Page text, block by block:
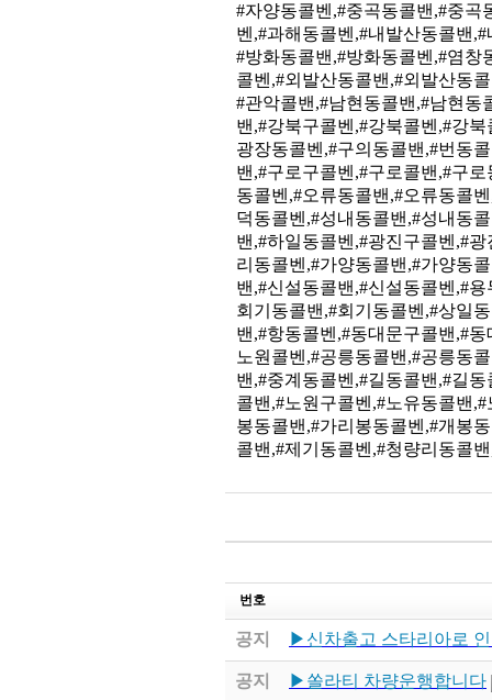
#자양동콜벤,#중곡동콜밴,#중곡
벤,#과해동콜벤,#내발산동콜밴
#방화동콜밴,#방화동콜벤,#염창
콜벤,#외발산동콜밴,#외발산동
#관악콜밴,#남현동콜밴,#남현동
밴,#강북구콜벤,#강북콜벤,#강
광장동콜벤,#구의동콜밴,#번동
밴,#구로구콜벤,#구로콜밴,#구
동콜벤,#오류동콜밴,#오류동콜
덕동콜벤,#성내동콜밴,#성내동
밴,#하일동콜벤,#광진구콜벤,#
리동콜벤,#가양동콜밴,#가양동
밴,#신설동콜밴,#신설동콜벤,#
회기동콜밴,#회기동콜벤,#상일
밴,#항동콜벤,#동대문구콜밴,#
노원콜벤,#공릉동콜밴,#공릉동
밴,#중계동콜벤,#길동콜밴,#길
콜밴,#노원구콜벤,#노유동콜밴
봉동콜밴,#가리봉동콜벤,#개봉
콜밴,#제기동콜벤,#청량리동콜밴
번호
공지 ▶신차출고 스타리아로
공지 ▶쏠라티 차량운행합니다